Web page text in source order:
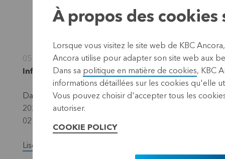
05 décembre 2022
Informations réglementées, informations
Dans le cadre du programme de rachat d’actions
2022, KBC Ancora signale qu’elle a racheté au total
02 décembre 2022 inclus.
Lisez la version complète du communiqué de presse.
À propos des cookies
Lorsque vous visitez le site web de KBC
Ancora utilise pour adapter son site web aux
Dans sa politique en matière de cookies, KBC
informations détaillées sur les cookies qu'elle
Vous pouvez choisir d'accepter tous les
autoriser.
COOKIE POLICY